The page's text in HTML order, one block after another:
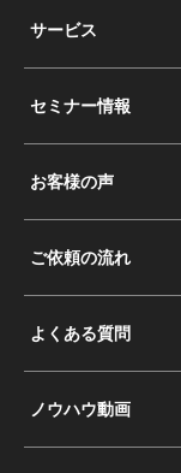
サービス
セミナー情報
お客様の声
ご依頼の流れ
よくある質問
ノウハウ動画